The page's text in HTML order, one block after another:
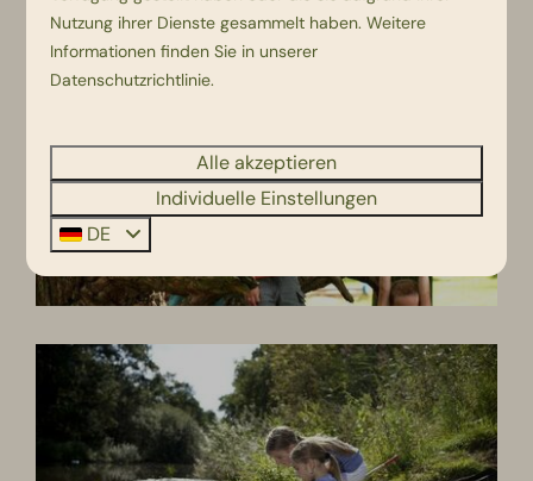
Nutzung ihrer Dienste gesammelt haben. Weitere
Informationen finden Sie in unserer
Datenschutzrichtlinie.
Alle akzeptieren
Individuelle Einstellungen
DE